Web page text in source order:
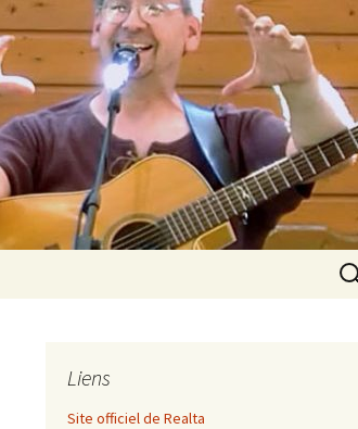
Liens
Site officiel de Realta